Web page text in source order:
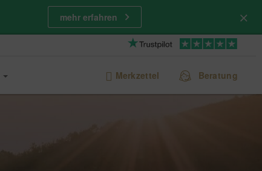
mehr erfahren
Merkzettel Beratung